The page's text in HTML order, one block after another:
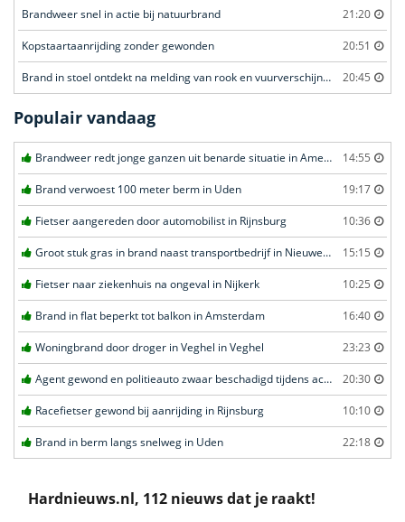
Brandweer snel in actie bij natuurbrand 21:20
Kopstaartaanrijding zonder gewonden 20:51
Brand in stoel ontdekt na melding van rook en vuurverschijnselen in portiekflat 20:45
Populair vandaag
Brandweer redt jonge ganzen uit benarde situatie in Amersfoort 14:55
Brand verwoest 100 meter berm in Uden 19:17
Fietser aangereden door automobilist in Rijnsburg 10:36
Groot stuk gras in brand naast transportbedrijf in Nieuwegein 15:15
Fietser naar ziekenhuis na ongeval in Nijkerk 10:25
Brand in flat beperkt tot balkon in Amsterdam 16:40
Woningbrand door droger in Veghel in Veghel 23:23
Agent gewond en politieauto zwaar beschadigd tijdens achtervolging in Uden 20:30
Racefietser gewond bij aanrijding in Rijnsburg 10:10
Brand in berm langs snelweg in Uden 22:18
Hardnieuws.nl, 112 nieuws dat je raakt!